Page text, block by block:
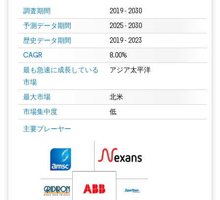
調査期間 2019 - 2030
予測データ期間 2025 - 2030
歴史データ期間 2019 - 2023
CAGR 8.00%
最も急速に成長している
市場
アジア太平洋
最大市場 北米
市場集中度 低
主要プレーヤー